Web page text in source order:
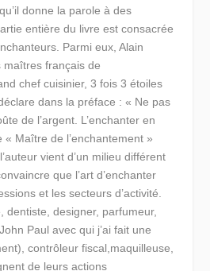
donne la parole à des
entière du livre est consacrée
Parmi eux, Alain
maîtres français de
chef cuisinier, 3 fois 3 étoiles
dans la préface :« Ne pas
de l’argent. L’enchanter en
« Maître de l’enchantement »
vient d’un milieu différent
que l’art d’enchanter
et les secteurs d’activité.
dentiste, designer, parfumeur,
Paul avec qui j’ai fait une
contrôleur fiscal,maquilleuse,
de leurs actions